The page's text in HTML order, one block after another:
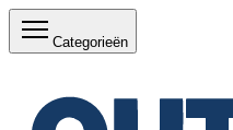
Categorieën